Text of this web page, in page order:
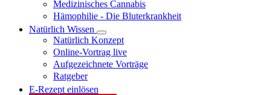
Medizinisches Cannabis
Hämophilie - Die Bluterkrankheit
Natürlich Wissen
Natürlich Konzept
Online-Vortrag live
Aufgezeichnete Vorträge
Ratgeber
E-Rezept einlösen